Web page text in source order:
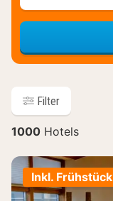
Filter
1000 Hotels
Hotels
Inkl. Frühstück